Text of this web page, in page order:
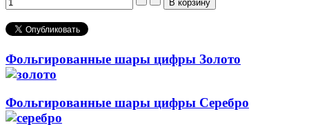
Фольгированные шары цифры Золото
Фольгированные шары цифры Серебро